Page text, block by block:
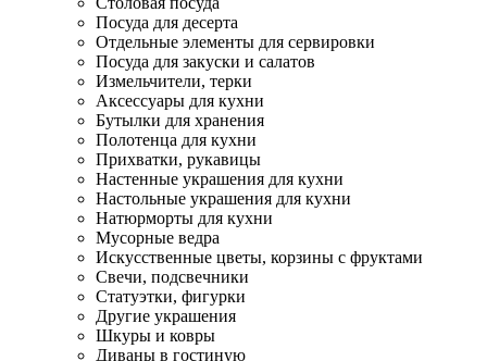
Посуда для десерта
Отдельные элементы для сервировки
Посуда для закуски и салатов
Измельчители, терки
Аксессуары для кухни
Бутылки для хранения
Полотенца для кухни
Прихватки, рукавицы
Настенные украшения для кухни
Настольные украшения для кухни
Натюрморты для кухни
Мусорные ведра
Искусственные цветы, корзины с фруктами
Свечи, подсвечники
Статуэтки, фигурки
Другие украшения
Шкуры и ковры
Диваны в гостиную